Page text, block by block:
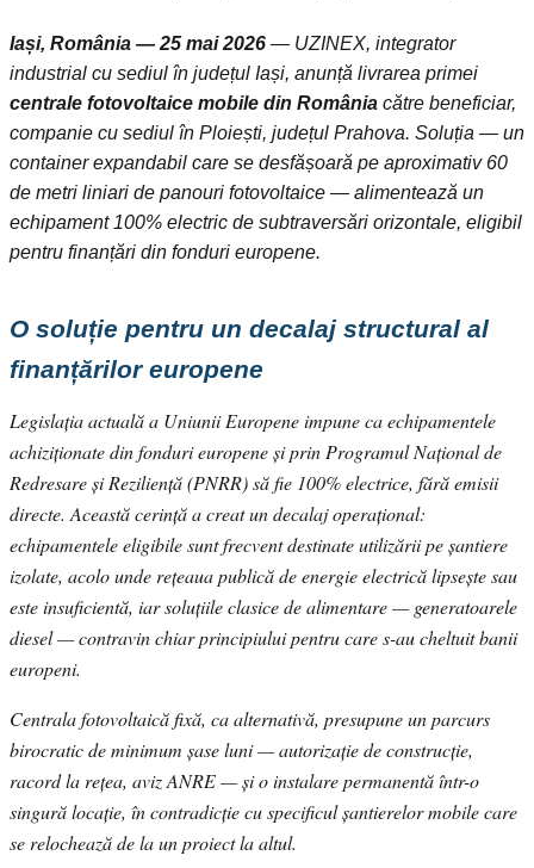
Iași, România — 25 mai 2026 — UZINEX, integrator
industrial cu sediul în județul Iași, anunță livrarea primei
centrale fotovoltaice mobile din România către beneficiar,
companie cu sediul în Ploiești, județul Prahova. Soluția — un
container expandabil care se desfășoară pe aproximativ 60
de metri liniari de panouri fotovoltaice — alimentează un
echipament 100% electric de subtraversări orizontale, eligibil
pentru finanțări din fonduri europene.
O soluție pentru un decalaj structural al
finanțărilor europene
Legislația actuală a Uniunii Europene impune ca echipamentele
achiziționate din fonduri europene și prin Programul Național de
Redresare și Reziliență (PNRR) să fie 100% electrice, fără emisii
directe. Această cerință a creat un decalaj operațional:
echipamentele eligibile sunt frecvent destinate utilizării pe șantiere
izolate, acolo unde rețeaua publică de energie electrică lipsește sau
este insuficientă, iar soluțiile clasice de alimentare — generatoarele
diesel — contravin chiar principiului pentru care s-au cheltuit banii
europeni.
Centrala fotovoltaică fixă, ca alternativă, presupune un parcurs
birocratic de minimum șase luni — autorizație de construcție,
racord la rețea, aviz ANRE — și o instalare permanentă într-o
singură locație, în contradicție cu specificul șantierelor mobile care
se relochează de la un proiect la altul.